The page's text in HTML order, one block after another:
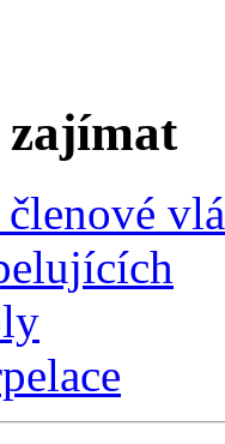
zajímat